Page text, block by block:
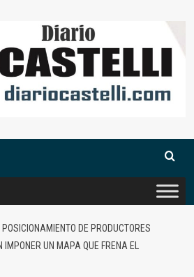
POSICIONAMIENTO DE PRODUCTORES
IMPONER UN MAPA QUE FRENA EL